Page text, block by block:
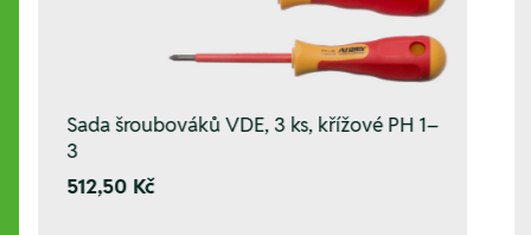
Sada šroubováků VDE, 3 ks, křížové PH 1–
3
512,50 Kč